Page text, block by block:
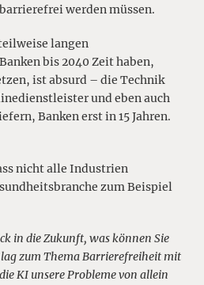
werden müssen.
langen
bis 2040 Zeit haben,
ist absurd – die Technik
und eben auch
Banken erst in 15 Jahren.
nicht alle Industrien
zum Beispiel
in die Zukunft, was können Sie
zum Thema Barrierefreiheit mit
KI unsere Probleme von allein